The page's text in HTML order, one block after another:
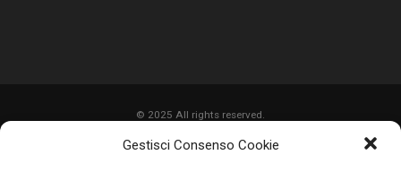
Gestisci Consenso Cookie
© 2025 All rights reserved.